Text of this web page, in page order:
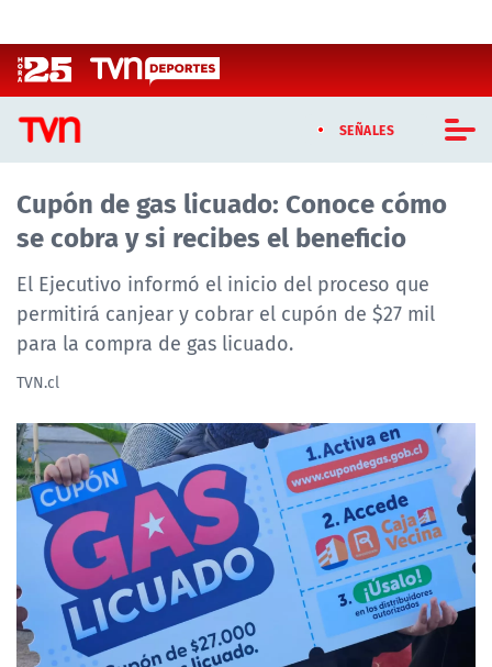
SEÑALES
CASTING MASTERCHEF CHILE
CASTING TVN VERTICAL
TVN VERTICAL
TVN PLAY
TELESERIES
NTV
ACTUALIDAD Y TENDENCIAS
CORPORATIVO Y TRANSPARENCIA
Cupón de gas licuado: Conoce cómo
se cobra y si recibes el beneficio
El Ejecutivo informó el inicio del proceso que
permitirá canjear y cobrar el cupón de $27 mil
para la compra de gas licuado.
TVN.cl